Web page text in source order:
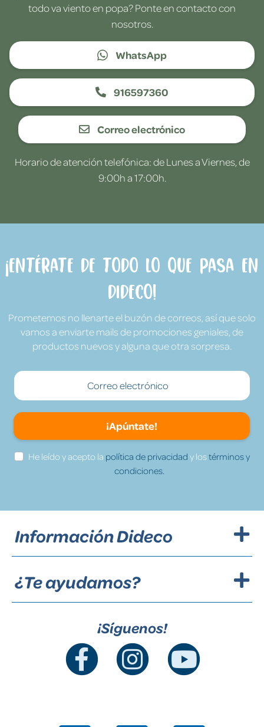
todo va viento en popa? Ponte en contacto con
nosotros.
WhatsApp
916597360
Correo electrónico
Horario de atención telefónica: de Lunes a Viernes, de
9:00h a 17:00h.
¡Entérate de todo lo que pasa en
Dideco!
Prometemos no llenarte el buzón de correos, así que solo
vamos a enviarte mails de promociones geniales, de
productos nuevos y alguna que otra sorpresa.
¡Apúntate!
He leído y acepto la política de privacidad y lostérminos y
condiciones.
Información Dideco
¿Te ayudamos?
¡Síguenos!